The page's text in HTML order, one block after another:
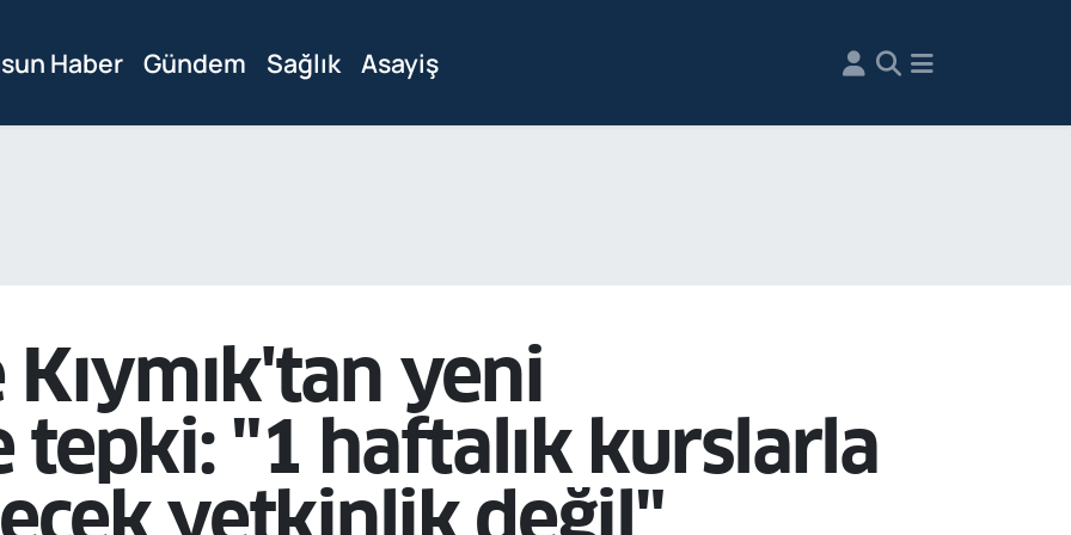
Haber Gündem Sağlık Asayiş
Kıymık'tan yeni
"1 haftalık kurslarla